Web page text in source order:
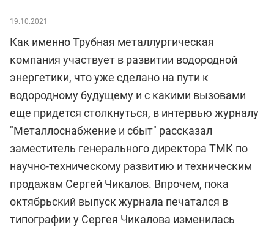
19.10.2021
Как именно Трубная металлургическая
компания участвует в развитии водородной
энергетики, что уже сделано на пути к
водородному будущему и с какими вызовами
еще придется столкнуться, в интервью журналу
"Металлоснабжение и сбыт" рассказал
заместитель генерального директора ТМК по
научно-техническому развитию и техническим
продажам Сергей Чикалов. Впрочем, пока
октябрьский выпуск журнала печатался в
типографии у Сергея Чикалова изменилась